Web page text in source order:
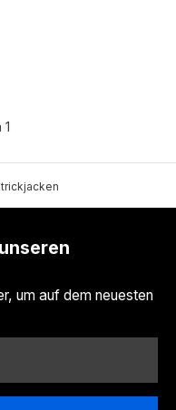
um auf dem neuesten